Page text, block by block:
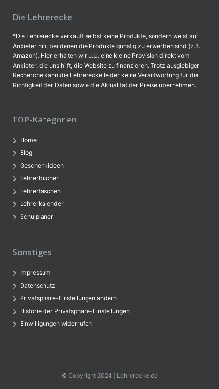
Die Lehrerecke
*Die Lehrerecke verkauft selbst keine Produkte, sondern weist auf
Anbieter hin, bei denen die Produkte günstig zu erwerben sind (z.B.
Amazon). Hier erhalten wir u.U. eine kleine Provision direkt vom
Anbieter, die uns hilft, die Website zu finanzieren. Trotz ausgiebiger
Recherche kann die Lehrerecke leider keine Verantwortung für die
Richtigkeit der Daten sowie die Aktualität der Preise übernehmen.
TOP-Kategorien
Home
Blog
Geschenkideen
Lehrerbücher
Lehrertaschen
Lehrerkalender
Schulplaner
Sonstiges
Impressum
Datenschutz
Privatsphäre-Einstellungen ändern
Historie der Privatsphäre-Einstellungen
Einwilligungen widerrufen
© Copyright 2024 | Lehrerecke.de